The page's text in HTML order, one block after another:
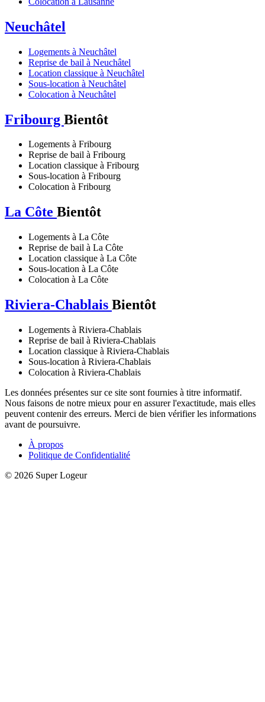
Neuchâtel
Logements à Neuchâtel
Reprise de bail à Neuchâtel
Location classique à Neuchâtel
Sous-location à Neuchâtel
Colocation à Neuchâtel
Fribourg Bientôt
Logements à Fribourg
Reprise de bail à Fribourg
Location classique à Fribourg
Sous-location à Fribourg
Colocation à Fribourg
La Côte Bientôt
Logements à La Côte
Reprise de bail à La Côte
Location classique à La Côte
Sous-location à La Côte
Colocation à La Côte
Riviera-Chablais Bientôt
Logements à Riviera-Chablais
Reprise de bail à Riviera-Chablais
Location classique à Riviera-Chablais
Sous-location à Riviera-Chablais
Colocation à Riviera-Chablais
Les données présentes sur ce site sont fournies à titre informatif.
Nous faisons de notre mieux pour en assurer l'exactitude, mais elles
peuvent contenir des erreurs. Merci de bien vérifier les informations
avant de poursuivre.
À propos
Politique de Confidentialité
© 2026 Super Logeur